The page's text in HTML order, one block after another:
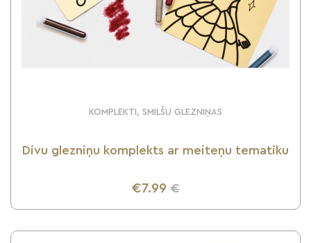
KOMPLEKTI, SMILŠU GLEZNIŅAS
Divu glezniņu komplekts ar meiteņu tematiku
€7.99 €
UZZINI VAIRĀK